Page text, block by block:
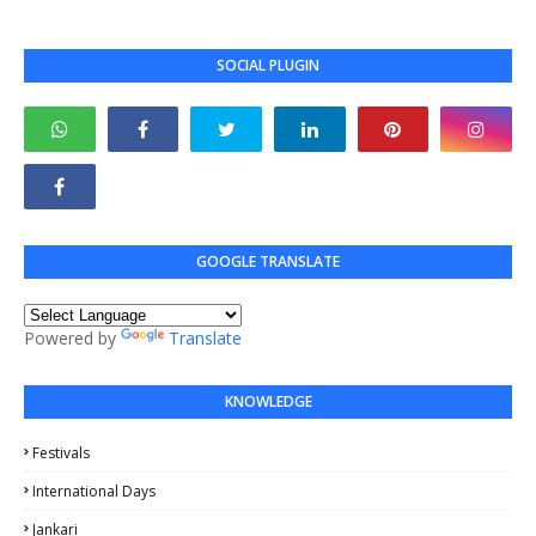
SOCIAL PLUGIN
GOOGLE TRANSLATE
Powered by Translate
KNOWLEDGE
Festivals
International Days
Jankari